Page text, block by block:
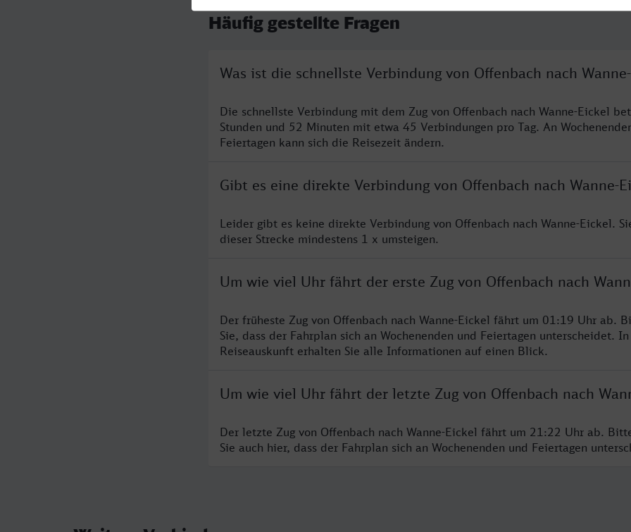
Häufig gestellte Fragen
Was ist die schnellste Verbindung von Offenbach nach
Die schnellste Verbindung mit dem Zug von Offenbach nach Wanne-Eickel
Stunden und 52 Minuten mit etwa 45 Verbindungen pro Tag. An
Feiertagen kann sich die Reisezeit ändern.
Gibt es eine direkte Verbindung von Offenbach nach Wanne-
Leider gibt es keine direkte Verbindung von Offenbach nach Wanne-Eickel.
dieser Strecke mindestens 1 x umsteigen.
Um wie viel Uhr fährt der erste Zug von Offenbach nach
Der früheste Zug von Offenbach nach Wanne-Eickel fährt um 01:19 Uhr ab.
Sie, dass der Fahrplan sich an Wochenenden und Feiertagen unterscheidet.
Reiseauskunft erhalten Sie alle Informationen auf einen Blick.
Um wie viel Uhr fährt der letzte Zug von Offenbach nach
Der letzte Zug von Offenbach nach Wanne-Eickel fährt um 21:22 Uhr ab.
Sie auch hier, dass der Fahrplan sich an Wochenenden und Feiertagen